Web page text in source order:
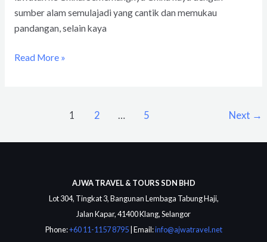
sumber alam semulajadi yang cantik dan memukau
pandangan, selain kaya
Read More »
1 2 … 5 Next →
AJWA TRAVEL & TOURS SDN BHD
Lot 304, Tingkat 3, Bangunan Lembaga Tabung Haji,
Jalan Kapar, 41400 Klang, Selangor
Phone:+60 11-1157 8795| Email:info@ajwatravel.net